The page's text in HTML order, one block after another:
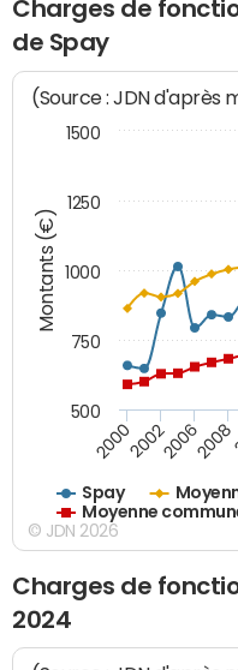
Charges de
de Spay
Montants (€)
(Source : JDN d'après
Spay
Moyenne
2000200220062008
1000
500
750
1250
1500
© JDN 2026
Charges de
2024